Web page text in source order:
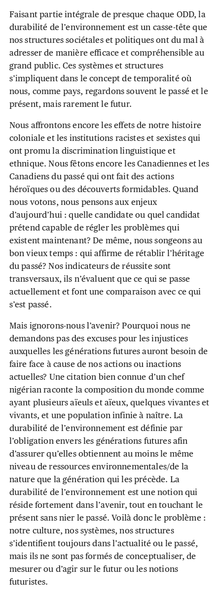
Faisant partie intégrale de presque chaque ODD, la
durabilité de l’environnement est un casse-tête que
nos structures sociétales et politiques ont du mal à
adresser de manière efficace et compréhensible au
grand public. Ces systèmes et structures
s’impliquent dans le concept de temporalité où
nous, comme pays, regardons souvent le passé et le
présent, mais rarement le futur.
Nous affrontons encore les effets de notre histoire
coloniale et les institutions racistes et sexistes qui
ont promu la discrimination linguistique et
ethnique. Nous fêtons encore les Canadiennes et les
Canadiens du passé qui ont fait des actions
héroïques ou des découverts formidables. Quand
nous votons, nous pensons aux enjeux
d’aujourd’hui : quelle candidate ou quel candidat
prétend capable de régler les problèmes qui
existent maintenant? De même, nous songeons au
bon vieux temps : qui affirme de rétablir l’héritage
du passé? Nos indicateurs de réussite sont
transversaux, ils n’évaluent que ce qui se passe
actuellement et font une comparaison avec ce qui
s’est passé.
Mais ignorons-nous l’avenir? Pourquoi nous ne
demandons pas des excuses pour les injustices
auxquelles les générations futures auront besoin de
faire face à cause de nos actions ou inactions
actuelles? Une citation bien connue d’un chef
nigérian raconte la composition du monde comme
ayant plusieurs aïeuls et aïeux, quelques vivantes et
vivants, et une population infinie à naître. La
durabilité de l’environnement est définie par
l’obligation envers les générations futures afin
d’assurer qu’elles obtiennent au moins le même
niveau de ressources environnementales/de la
nature que la génération qui les précède. La
durabilité de l’environnement est une notion qui
réside fortement dans l’avenir, tout en touchant le
présent sans nier le passé. Voilà donc le problème :
notre culture, nos systèmes, nos structures
s’identifient toujours dans l’actualité ou le passé,
mais ils ne sont pas formés de conceptualiser, de
mesurer ou d’agir sur le futur ou les notions
futuristes.